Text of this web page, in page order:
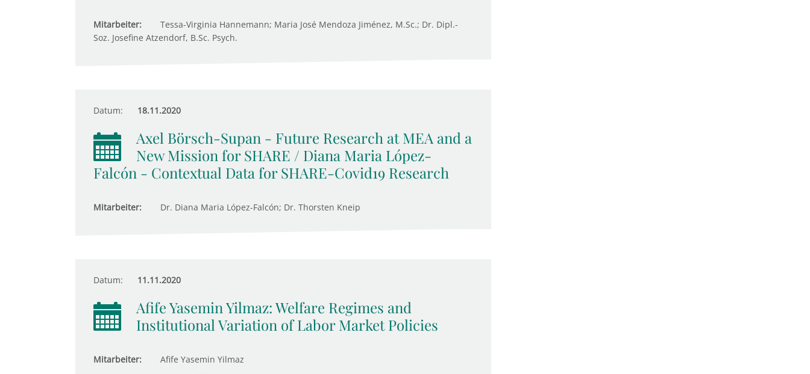
Mitarbeiter:
Tessa-Virginia Hannemann; Maria José Mendoza Jiménez, M.Sc.; Dr. Dipl.-
Soz. Josefine Atzendorf, B.Sc. Psych.
Datum: 18.11.2020
Axel Börsch-Supan - Future Research at MEA and a
New Mission for SHARE / Diana Maria López-
Falcón - Contextual Data for SHARE-Covid19 Research
Mitarbeiter: Dr. Diana Maria López-Falcón; Dr. Thorsten Kneip
Datum: 11.11.2020
Afife Yasemin Yilmaz: Welfare Regimes and
Institutional Variation of Labor Market Policies
Mitarbeiter: Afife Yasemin Yilmaz